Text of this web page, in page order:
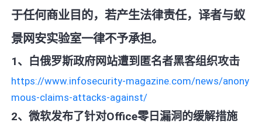
于任何商业目的，若产生法律责任，译者与蚁
景网安实验室一律不予承担。
1、白俄罗斯政府网站遭到匿名者黑客组织攻击
https://www.infosecurity-magazine.com/news/anony
mous-claims-attacks-against/
2、微软发布了针对Office零日漏洞的缓解措施